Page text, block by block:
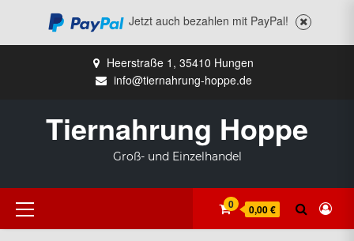
Jetzt auch bezahlen mit PayPal!
Heerstraße 1, 35410 Hungen
info@tiernahrung-hoppe.de
Tiernahrung Hoppe
Groß- und Einzelhandel
Primäres
Menü
0 0,00 €